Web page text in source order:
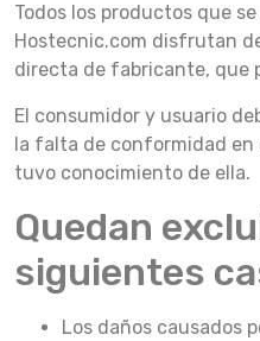
Todos los productos que
Hostecnic.com disfrutan
directa de fabricante, que
El consumidor y usuario
la falta de conformidad en
tuvo conocimiento de ella.
Quedan
siguientes
Los daños causados